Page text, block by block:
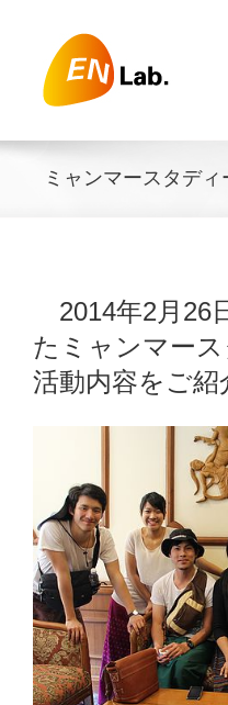
content
ミャンマースタデ
2014年2月26
たミャンマー
活動内容をご紹